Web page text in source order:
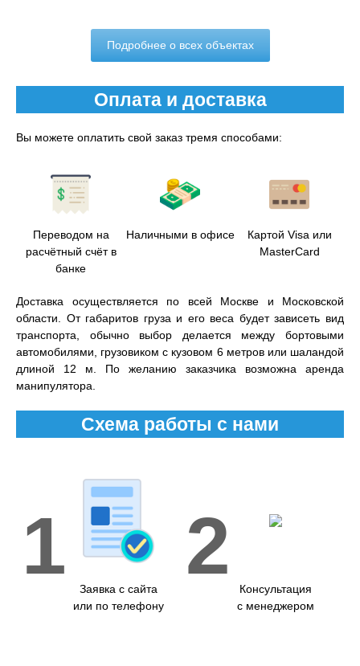
Подробнее о всех объектах
Оплата и доставка
Вы можете оплатить свой заказ тремя способами:
Переводом на
расчётный счёт в
банке
Наличными в офисе
Картой Visa или
MasterCard
Доставка осуществляется по всей Москве и Московской
области. От габаритов груза и его веса будет зависеть вид
транспорта, обычно выбор делается между бортовыми
автомобилями, грузовиком с кузовом 6 метров или шаландой
длиной 12 м. По желанию заказчика возможна аренда
манипулятора.
Схема работы с нами
1
Заявка с сайта
или по телефону
2
Консультация
с менеджером